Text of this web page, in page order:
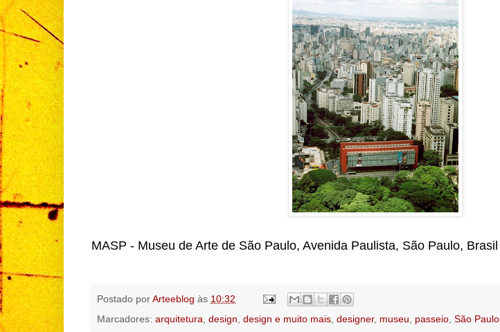
MASP - Museu de Arte de São Paulo, Avenida Paulista, São Paulo, Brasil
Postado porArteeblog às 10:32
Marcadores: arquitetura design design e muito mais designer, museu passeio São Paulo